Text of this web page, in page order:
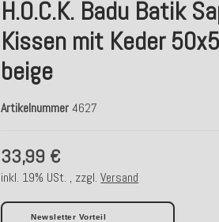
H.O.C.K. Badu Batik
Kissen mit Keder
beige
Artikelnummer4627
33,99 €
inkl. 19% USt. , zzgl.Versand
Newsletter Vorteil